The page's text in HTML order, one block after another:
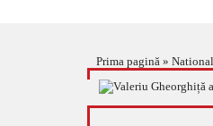
Prima pagină » National